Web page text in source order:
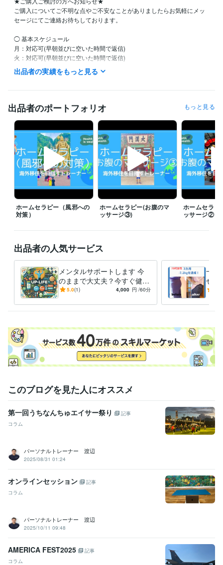
ご購入についてご不明な点やご不安なことがありましたらお気軽にメッ
セージにてご連絡お待ちしております。
◯ 基本スケジュール
月：対応可(早朝並びに空いた時間で返信)
火：対応可(早朝並びに空いた時間で返信)
水：対応可(早朝並びに空いた時間で返信)
木：対応可(早朝並びに空いた時間で返信)
日：対応可(早朝並びに空いた時間で返信)
※上記は早朝並びに空いた時間帯で極力迅速に対応してまいります。
経験職種
ライフスタイル・その他 / 講師・インストラクター 経験年数 : 22年
職歴
アップライフ治療院 2013年12月 ~ 現在
アップライフオンライン 2023年2月 ~ 現在
コーチングクリニック「トレーナーの現場」
鍼灸師 取得年 : 2008年
公認アスレティックトレーナー
ビジネス・クリエイティブツール
Keynote:3年Canva:5年
その他ツール
アスレティックトレーナー:23年
オンラインレッスン・習い事 メンタルサポート
アトピ
ー
ダイエット 痛み アトピー 健康 海外移住 経営
オンラインレッスン・習い事
ダイエット・アトピー・メンタル・痛
学歴
中京大学 2002年3月 ~ 2006年2月
中和医療専門学校 2006年3月 ~ 2009年2月
出品者の実績をもっと見る
出品者のポートフォリオ もっと見る
ホームセラピー（風邪への
対策）
ホームセラピー(お腹のマ
ッサージ③)
ホームセラピ
ッサージ②
出品者の人気サービス
メンタルサポートします 今
のままで大丈夫？今すぐ健康
投資で未来を輝かせよう！！
5.0(1) 4,000 円 /60分
一生
せた
プラ
このブログを見た人にオススメ
第一回うちなんちゅエイサー祭り
記事
コラム
パーソナルトレーナー 渡辺
2025/08/31 01:24
オンラインセッション
記事
コラム
パーソナルトレーナー 渡辺
2025/10/11 09:48
AMERICA FEST2025
記事
コラム